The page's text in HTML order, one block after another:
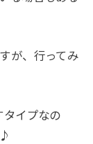
が、行ってみ
イプなの